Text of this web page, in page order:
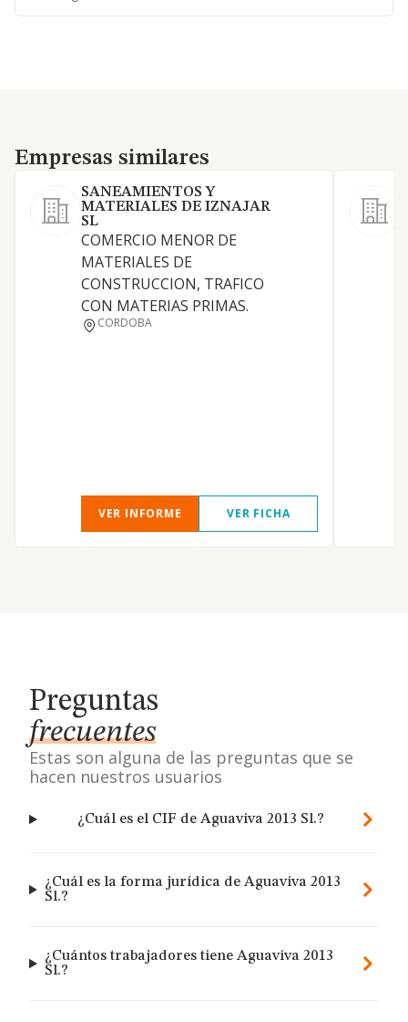
Empresas similares
Empresas similares
SANEAMIENTOS Y
MATERIALES DE IZNAJAR
SL
COMERCIO MENOR DE
MATERIALES DE
CONSTRUCCION, TRAFICO
CON MATERIAS PRIMAS.
CORDOBA
VER INFORME VER FICHA
Preguntas
frecuentes
Estas son alguna de las preguntas que se
hacen nuestros usuarios
¿Cuál es el CIF de Aguaviva 2013 Sl.?
¿Cuál es la forma jurídica de Aguaviva 2013
Sl.?
¿Cuántos trabajadores tiene Aguaviva 2013
Sl.?